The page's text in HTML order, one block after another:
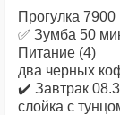
Прогулка 7900
✅ Зумба 50
Питание (4)
два черных
✔️ Завтрак
слойка с